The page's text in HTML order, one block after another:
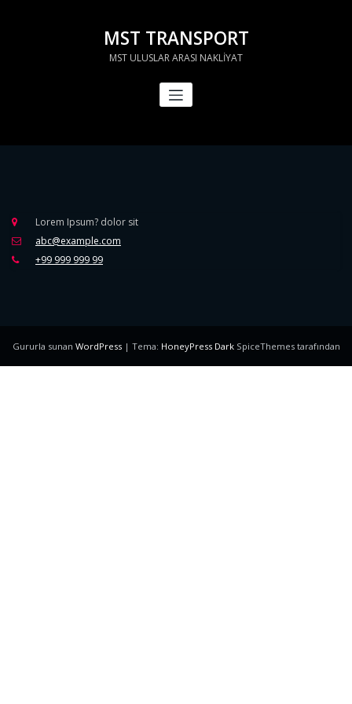
MST TRANSPORT
MST ULUSLAR ARASI NAKLİYAT
Lorem Ipsum? dolor sit
abc@example.com
+99 999 999 99
Gururla sunan WordPress | Tema: HoneyPress DarkSpiceThemes tarafından